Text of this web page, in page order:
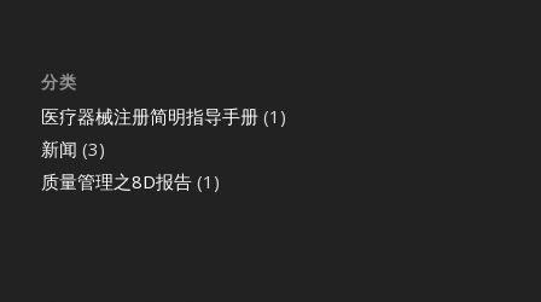
分类
医疗器械注册简明指导手册(1)
新闻 (3)
质量管理之8D报告(1)